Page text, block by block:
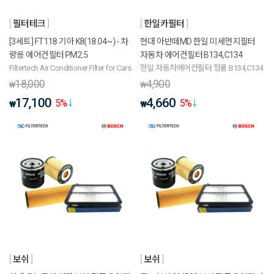
필터테크
[3세트] FT118 기아 K8(18.04~) - 차
량용 에어컨필터 PM2.5
Filtertech Air Conditioner Filter for Cars
₩18,000
₩17,100 5%
한일카필터
현대 아반떼MD 한일 미세먼지필터
자동차 에어컨필터 B134,C134
한일 자동차에어컨필터 정품 B134,C134
₩4,900
₩4,660 5%
보쉬 보쉬